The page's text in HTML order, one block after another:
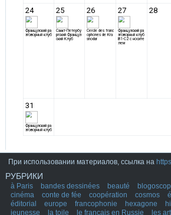
При использовании материалов, ссылка на
РУБРИКИ
à Paris bandes dessinées beauté
cinéma
conte de fée coopération cosmos
éditorial
europe francophonie hexagone
jeunesse
la toile le français en Russie les